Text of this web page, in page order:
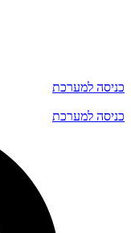
למערכת
למערכת